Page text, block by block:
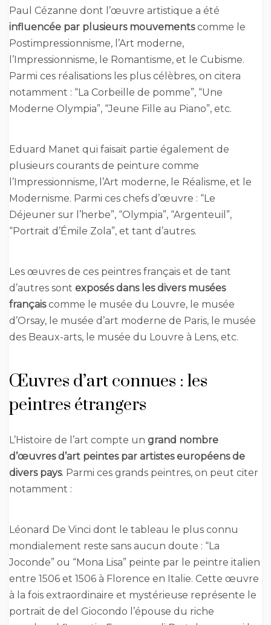
Paul Cézanne dont l’œuvre artistique a été
influencée par plusieurs mouvementscomme le
Postimpressionnisme, l’Art moderne,
l’Impressionnisme, le Romantisme, et le Cubisme.
Parmi ces réalisations les plus célèbres, on citera
notamment : “La Corbeille de pomme”, “Une
Moderne Olympia”, “Jeune Fille au Piano”, etc.
Eduard Manet qui faisait partie également de
plusieurs courants de peinture comme
l’Impressionnisme, l’Art moderne, le Réalisme, et le
Modernisme. Parmi ces chefs d’œuvre : “Le
Déjeuner sur l’herbe”, “Olympia”, “Argenteuil”,
“Portrait d’Émile Zola”, et tant d’autres.
Les œuvres de ces peintres français et de tant
d’autres sont exposés dans les divers musées
françaiscomme le musée du Louvre, le musée
d’Orsay, le musée d’art moderne de Paris, le musée
des Beaux-arts, le musée du Louvre à Lens, etc.
Œuvres d’art connues : les
peintres étrangers
L’Histoire de l’art compte un grand nombre
d’œuvres d’art peintes par artistes européens de
divers pays. Parmi ces grands peintres, on peut citer
notamment :
Léonard De Vinci dont le tableau le plus connu
mondialement reste sans aucun doute : “La
Joconde” ou “Mona Lisa” peinte par le peintre italien
entre 1506 et 1506 à Florence en Italie. Cette œuvre
à la fois extraordinaire et mystérieuse représente le
portrait de del Giocondo l’épouse du riche